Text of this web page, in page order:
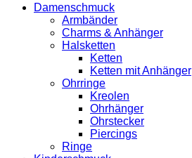
Damenschmuck
Armbänder
Charms & Anhänger
Halsketten
Ketten
Ketten mit Anhänger
Ohrringe
Kreolen
Ohrhänger
Ohrstecker
Piercings
Ringe